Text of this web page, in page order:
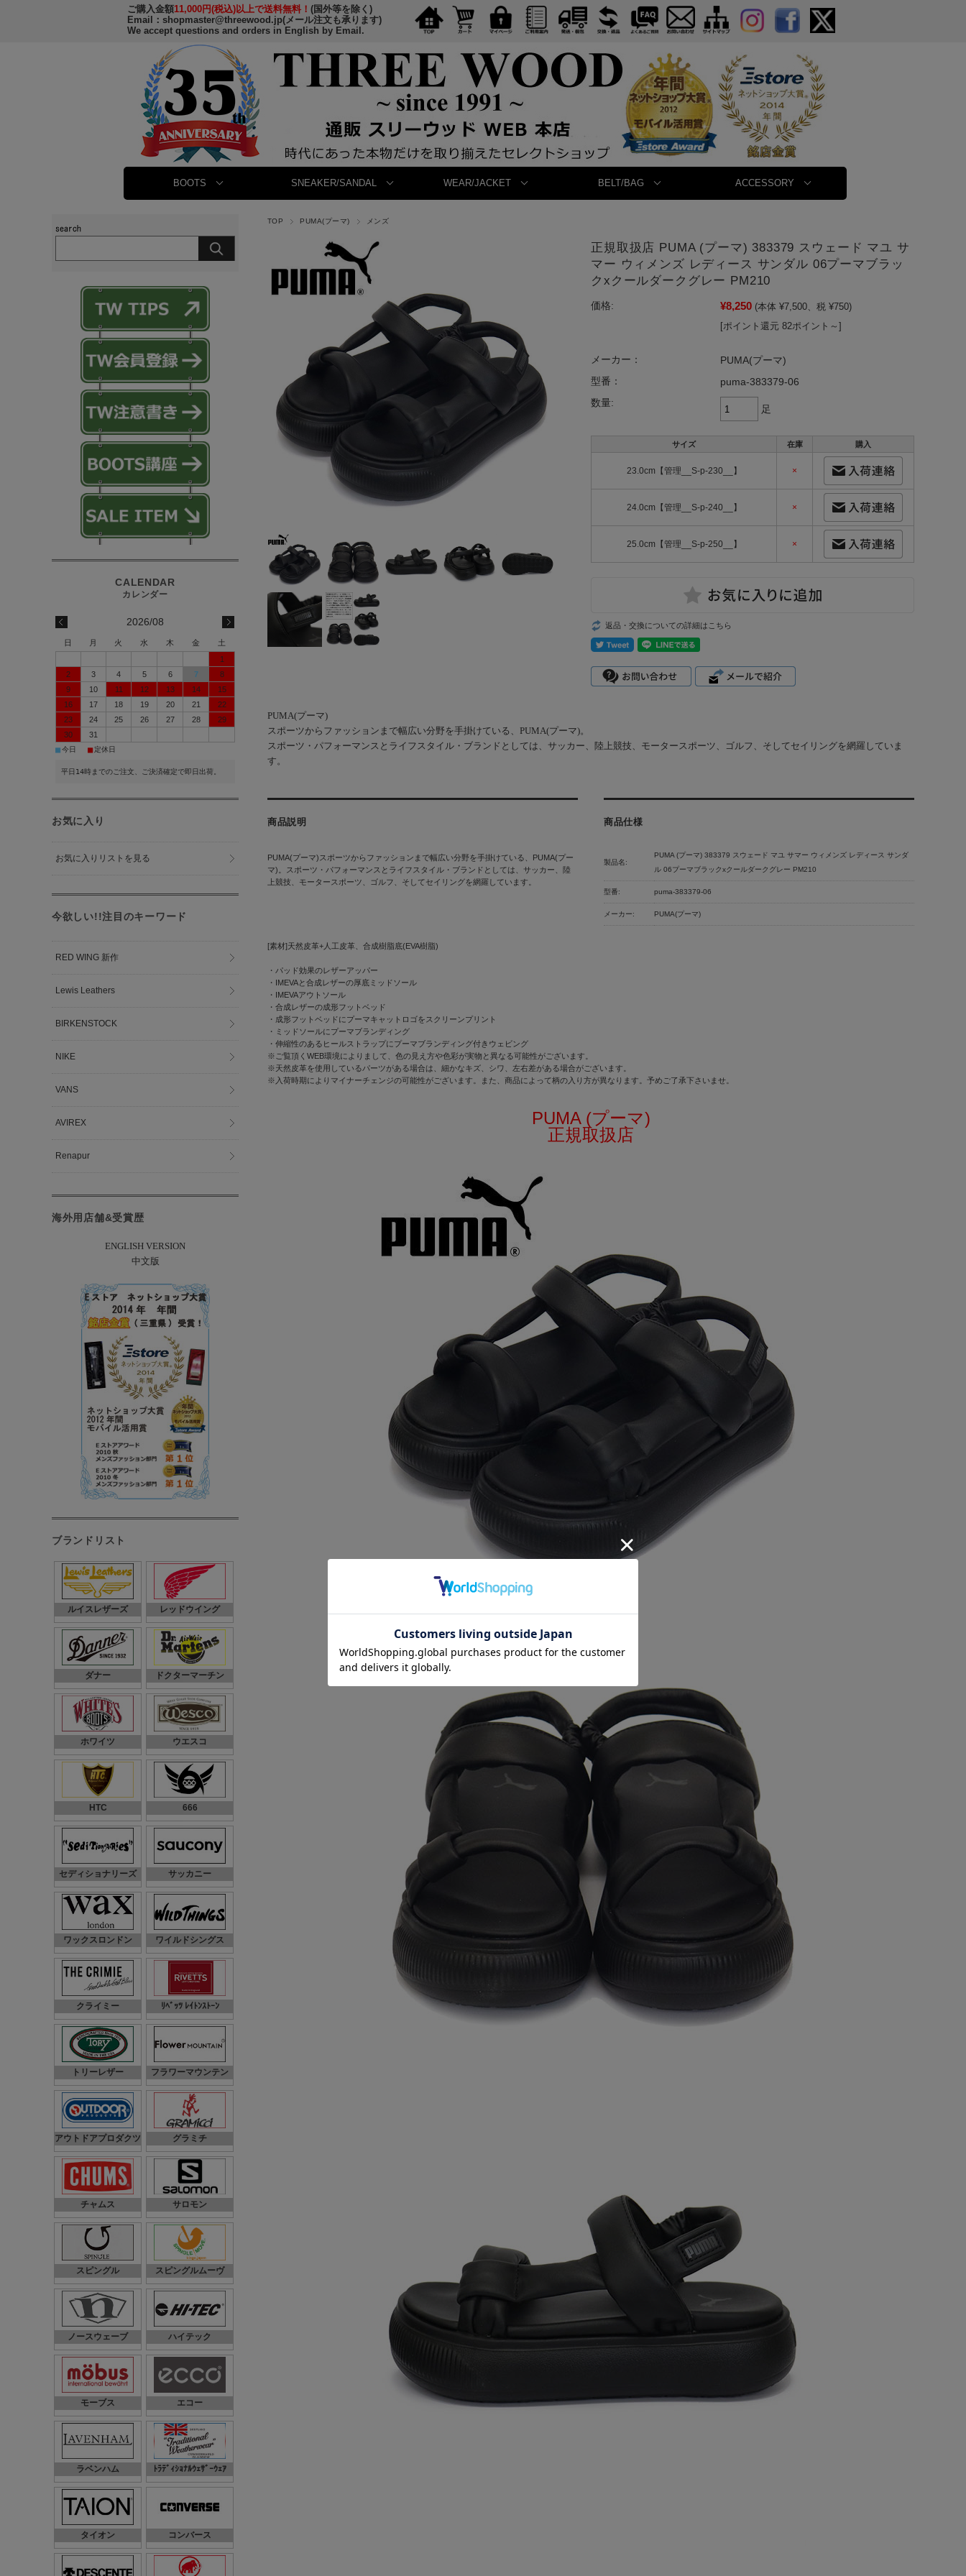
ご購入金額11,000円(税込)以上で送料無料！ (国外等を除く)
Email： shopmaster@threewood.jp(メール注文も承ります)
We accept questions and orders in English by Email.
BOOTS SNEAKER/SANDAL WEAR/JACKET BELT/BAG ACCESSORY
TOP PUMA(プーマ) メンズ
正規取扱店 PUMA (プーマ) 383379 スウェード マユ サ
マー ウィメンズ レディース サンダル 06プーマブラッ
クxクールダークグレー PM210
価格: ¥8,250 (本体 ¥7,500、税 ¥750)
[ポイント還元 82ポイント～]
メーカー：
PUMA(プーマ)
型番：
puma-383379-06
数量:
足
サイズ 在庫 購入
23.0cm【管理__S-p-230__】 ×
24.0cm【管理__S-p-240__】 ×
25.0cm【管理__S-p-250__】 ×
返品・交換についての詳細はこちら
PUMA(プーマ)
スポーツからファッションまで幅広い分野を手掛けている、PUMA(プーマ)。
スポーツ・パフォーマンスとライフスタイル・ブランドとしては、サッカー、陸上競技、モータースポーツ、ゴルフ、そしてセイリングを網羅していま
す。
商品説明
PUMA(プーマ)スポーツからファッションまで幅広い分野を手掛けている、PUMA(プー
マ)。スポーツ・パフォーマンスとライフスタイル・ブランドとしては、サッカー、陸
上競技、モータースポーツ、ゴルフ、そしてセイリングを網羅しています。
商品仕様
製品名:
PUMA (プーマ) 383379 スウェード マユ サマー ウィメンズ レディース サンダ
ル 06プーマブラックxクールダークグレー PM210
型番: puma-383379-06
メーカー: PUMA(プーマ)
[素材]天然皮革+人工皮革、合成樹脂底(EVA樹脂)
・パッド効果のレザーアッパー
・IMEVAと合成レザーの厚底ミッドソール
・IMEVAアウトソール
・合成レザーの成形フットベッド
・成形フットベッドにプーマキャットロゴをスクリーンプリント
・ミッドソールにプーマブランディング
・伸縮性のあるヒールストラップにプーマブランディング付きウェビング
※ご覧頂くWEB環境によりまして、色の見え方や色彩が実物と異なる可能性がございます。
※天然皮革を使用しているパーツがある場合は、細かなキズ、シワ、左右差がある場合がございます。
※入荷時期によりマイナーチェンジの可能性がございます。また、商品によって柄の入り方が異なります。予めご了承下さいませ。
PUMA (プーマ)
正規取扱店
2026/08
日 月 火 水 木 金
土
1
2
3 4 5 6 7
8
9
10 11 12 13 14
15
16
17 18 19 20 21
22
23
24 25 26 27 28
29
30
31
■今日 ■ 定休日
平日14時までのご注文、ご決済確定で即日出荷。
お気に入り
お気に入りリストを見る
今欲しい!!注目のキーワード
RED WING 新作
Lewis Leathers
BIRKENSTOCK
NIKE
VANS
AVIREX
Renapur
海外用店舗&受賞歴
ENGLISH VERSION
中文版
ブランドリスト
ルイスレザーズ レッドウイング
ダナー ドクターマーチン
ホワイツ ウエスコ
HTC 666
セディショナリーズ サッカニー
ワックスロンドン ワイルドシングス
クライミー ﾘﾍﾞｯﾂ ﾚｲﾄﾝｽﾄｰﾝ
トリーレザー フラワーマウンテン
アウトドアプロダクツ グラミチ
チャムス サロモン
スピングル スピングルムーヴ
ノースウェーブ ハイテック
モーブス エコー
ラベンハム ﾄﾗﾃﾞｨｼｮﾅﾙｳｪｻﾞｰｳｪｱ
タイオン コンバース